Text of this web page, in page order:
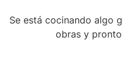
Se está cocinando algo
obras y